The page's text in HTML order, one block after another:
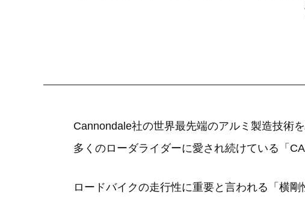
Cannondale社の世界最先端のアルミ製造技術
多くのローダライダーに愛され続けている「
ロードバイクの走行性に重要と言われる「横